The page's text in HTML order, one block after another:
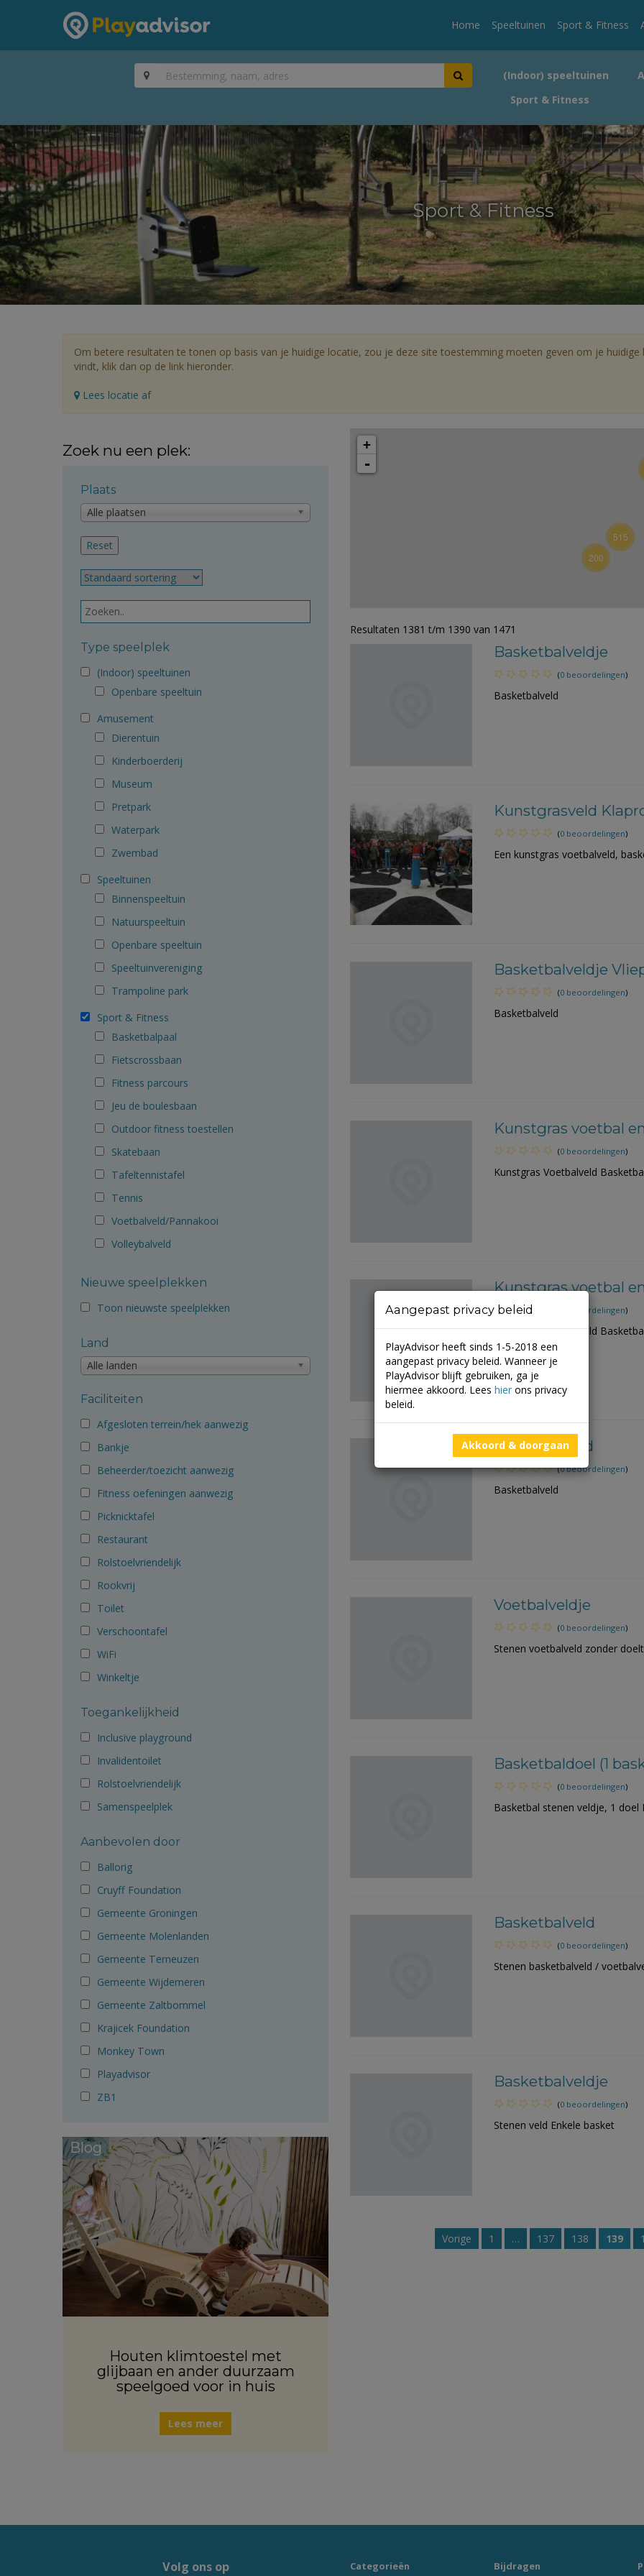
Home Speeltuinen Sport & Fitness
(Indoor) speeltuinen
Sport & Fitness
Sport & Fitness
Om betere resultaten te tonen op basis van je huidige locatie, zou je deze site toestemming moeten geven om je
vindt, klik dan op de link hieronder.
Lees locatie af
Zoek nu een plek:
Plaats
Alle plaatsen
Type speelplek
(Indoor) speeltuinen
Openbare speeltuin
Amusement
Dierentuin
Kinderboerderij
Museum
Pretpark
Waterpark
Zwembad
Speeltuinen
Binnenspeeltuin
Natuurspeeltuin
Openbare speeltuin
Speeltuinvereniging
Trampoline park
Sport & Fitness
Basketbalpaal
Fietscrossbaan
Fitness parcours
Jeu de boulesbaan
Outdoor fitness toestellen
Skatebaan
Tafeltennistafel
Tennis
Voetbalveld/Pannakooi
Volleybalveld
Nieuwe speelplekken
Toon nieuwste speelplekken
Land
Alle landen
Faciliteiten
Afgesloten terrein/hek aanwezig
Bankje
Beheerder/toezicht aanwezig
Fitness oefeningen aanwezig
Picknicktafel
Restaurant
Rolstoelvriendelijk
Rookvrij
Toilet
Verschoontafel
WiFi
Winkeltje
Toegankelijkheid
Inclusive playground
Invalidentoilet
Rolstoelvriendelijk
Samenspeelplek
Aanbevolen door
Ballorig
Cruyff Foundation
Gemeente Groningen
Gemeente Molenlanden
Gemeente Terneuzen
Gemeente Wijdemeren
Gemeente Zaltbommel
Krajicek Foundation
Monkey Town
Playadvisor
ZB1
Blog
Houten klimtoestel met
glijbaan en ander duurzaam
speelgoed voor in huis
Lees meer
200
515
+
-
Resultaten 1381 t/m 1390 van 1471
Basketbalveldje
(0 beoordelingen)
Basketbalveld
Kunstgrasveld
(0 beoordelingen)
Een kunstgras voetbalveld,
Basketbalveldje
(0 beoordelingen)
Basketbalveld
Kunstgras voetbal
(0 beoordelingen)
Kunstgras Voetbalveld
Kunstgras voetbal
0 beoordelingen)
Kunstgras Voetbalveld
basketbalveld
(0 beoordelingen)
Basketbalveld
Voetbalveldje
(0 beoordelingen)
Stenen voetbalveld zonder
Basketbaldoel (1
(0 beoordelingen)
Basketbal stenen veldje, 1
Basketbalveld
(0 beoordelingen)
Stenen basketbalveld /
Basketbalveldje
(0 beoordelingen)
Stenen veld Enkele basket
Vorige 1 … 137 138 139
Volg ons op Categorieën Bijdragen
Aangepast privacy beleid
PlayAdvisor heeft sinds 1-5-2018 een
aangepast privacy beleid. Wanneer je
PlayAdvisor blijft gebruiken, ga je
hiermee akkoord. Lees hier ons privacy
beleid.
Akkoord & doorgaan